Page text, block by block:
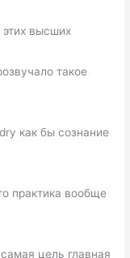
этих высших
такое
как бы сознание
практика вообще
цель главная